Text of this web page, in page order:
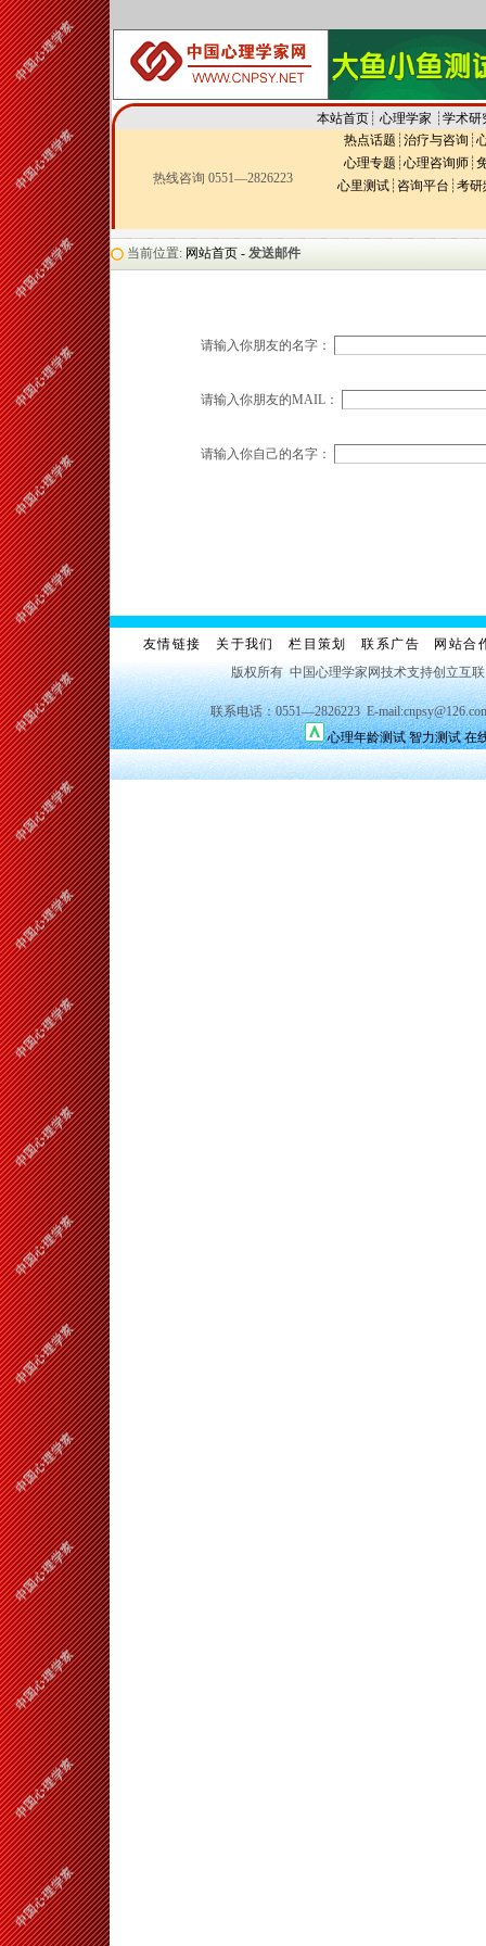
本站首页┊ 心理学家 ┊ 学术研
热线咨询 0551—2826223
热点话题 ┊ 治疗与咨询 ┊
心理专题 ┊ 心理咨询师 ┊
心里测试 ┊ 咨询平台 ┊ 考研
当前位置: 网站首页 - 发送邮件
请输入你朋友的名字：
请输入你朋友的MAIL：
请输入你自己的名字：
友情链接 关于我们 栏目策划 联系广告
网站合
版权所有 中国心理学家网技术支持创立互
联系电话：0551—2826223 E-
心理年龄测试 智力测试 在